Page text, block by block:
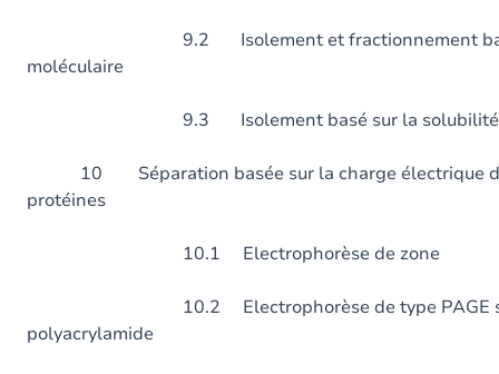
9.2 Isolement et fractionnement basé
moléculaire
9.3 Isolement basé sur la solubilité
10 Séparation basée sur la charge électrique
protéines
10.1 Electrophorèse de zone
10.2 Electrophorèse de type PAGE
polyacrylamide